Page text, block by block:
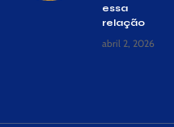
essa
relação
abril 2, 2026